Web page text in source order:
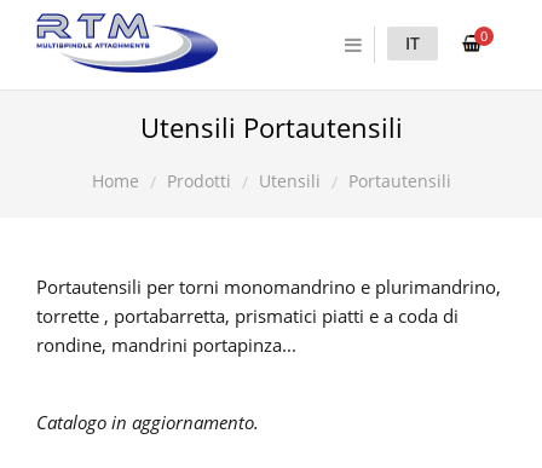
0
IT
Utensili Portautensili
Home Prodotti Utensili Portautensili
Portautensili per torni monomandrino e plurimandrino,
torrette , portabarretta, prismatici piatti e a coda di
rondine, mandrini portapinza...
Catalogo in aggiornamento.